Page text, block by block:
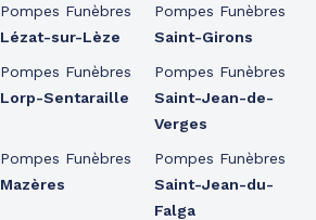
Pompes Funèbres
Lézat-sur-Lèze
Pompes Funèbres
Lorp-Sentaraille
Pompes Funèbres
Mazères
Pompes Funèbres
Saint-Girons
Pompes Funèbres
Saint-Jean-de-
Verges
Pompes Funèbres
Saint-Jean-du-
Falga